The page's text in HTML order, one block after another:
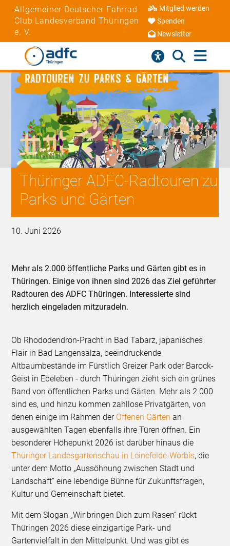
Allgemeiner Deutscher Fahrrad-
Club Landesverband Thüringen
e. V.
Mitglied werden
Spenden
Newsletter
Thüringer ADFC-Radtouren zu
Parks und Gärten
10. Juni 2026
Mehr als 2.000 öffentliche Parks und Gärten gibt es in
Thüringen. Einige von ihnen sind 2026 das Ziel geführter
Radtouren des ADFC Thüringen. Interessierte sind
herzlich eingeladen mitzuradeln.
Ob Rhododendron-Pracht in Bad Tabarz, japanisches
Flair in Bad Langensalza, beeindruckende
Altbaumbestände im Fürstlich Greizer Park oder Barock-
Geist in Ebeleben - durch Thüringen zieht sich ein grünes
Band von öffentlichen Parks und Gärten. Mehr als 2.000
sind es, und hinzu kommen zahllose Privatgärten, von
denen einige im Rahmen der Offenen Gärten an
ausgewählten Tagen ebenfalls ihre Türen öffnen. Ein
besonderer Höhepunkt 2026 ist darüber hinaus die
Thüringer Landesgartenschau in Leinefelde-Worbis, die
unter dem Motto „Aussöhnung zwischen Stadt und
Landschaft“ eine lebendige Bühne für Zukunftsfragen,
Kultur und Gemeinschaft bietet.
Mit dem Slogan „Wir bringen Dich zum Rasen“ rückt
Thüringen 2026 diese einzigartige Park- und
Gartenvielfalt in den Mittelpunkt. Und was gibt es